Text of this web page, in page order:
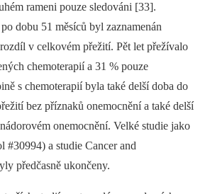
rameni pouze sledováni [33].
dobu 51 měsíců byl zaznamenán
v celkovém přežití. Pět let přežívalo
chemoterapií a 31 % pouze
s chemo­terapií byla také delší doba do
bez příznaků onemocnění a také delší
onemocnění. Velké studie jako
a studie Can­cer and
před­časně ukončeny.